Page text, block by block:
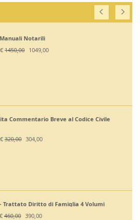
Notarili
1450,00 1049,00
Commentario Breve al Codice Civile
320,00 304,00
Trattato Diritto di Famiglia 4 Volumi
460,00 390,00